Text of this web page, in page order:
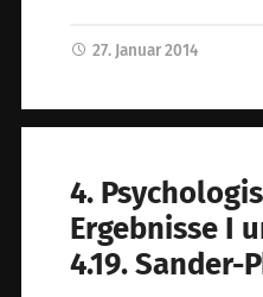
27. Januar 2014
4.
Ergebnisse I
4.19.